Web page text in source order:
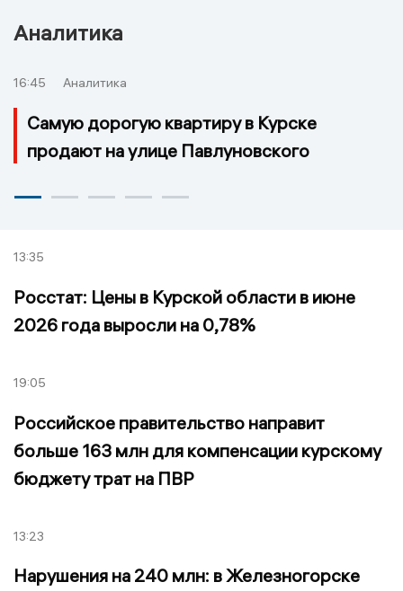
Аналитика
16:45 Аналитика
Самую дорогую квартиру в Курске
продают на улице Павлуновского
13:35
Росстат: Цены в Курской области в июне
2026 года выросли на 0,78%
19:05
Российское правительство направит
больше 163 млн для компенсации курскому
бюджету трат на ПВР
13:23
Нарушения на 240 млн: в Железногорске